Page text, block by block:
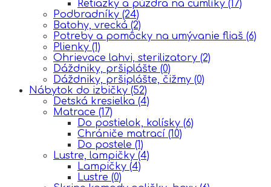
Retiazky a púzdra na cumlíky (17)
Podbradníky (24)
Batohy, vrecká (2)
Potreby a pomôcky na umývanie fliaš (6)
Plienky (1)
Ohrievace lahvi, sterilizatory (2)
Dáždniky, pršiplášte (0)
Dáždniky, pršiplášte, čižmy (0)
Nábytok do izbičky (52)
Detská kresielka (4)
Matrace (17)
Do postielok, kolísky (6)
Chrániče matrací (10)
Do postele (1)
Lustre, lampičky (4)
Lampičky (4)
Lustre (0)